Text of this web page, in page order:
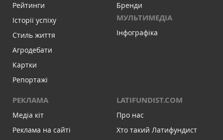
Рейтинги
Історії успіху
Стиль життя
Агродебати
Картки
Репортажі
Бренди
МУЛЬТИМЕДІА
Інфографіка
РЕКЛАМА
Медіа кіт
Реклама на сайті
LATIFUNDIST.COM
Про нас
Хто такий Латифундист